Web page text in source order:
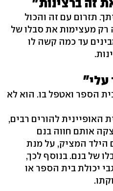
תזרום עם זה והכול
רק מעצימות את סבלו של
עד כמה קשה לו
הספר ואטפל בו. הוא לא
האופיינית להורים רבים,
אותם חווה בנם
הילד המציק, על מנת
של בנם. בנוסף לכך,
יכולת בית הספר או